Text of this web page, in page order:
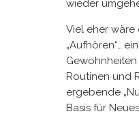
wieder
Viel eher wäre
Routinen und
ergebende
Basis für